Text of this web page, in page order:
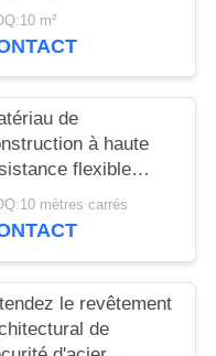
acier
m²
de
à haute
flexible
par main de
architectural
mètres carrés
le revêtement
de